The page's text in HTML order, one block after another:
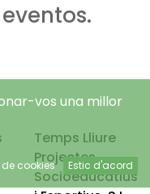
Temps Lliure
Projectes
Socioeducatius
vos una millor
cookies Estic d'acord